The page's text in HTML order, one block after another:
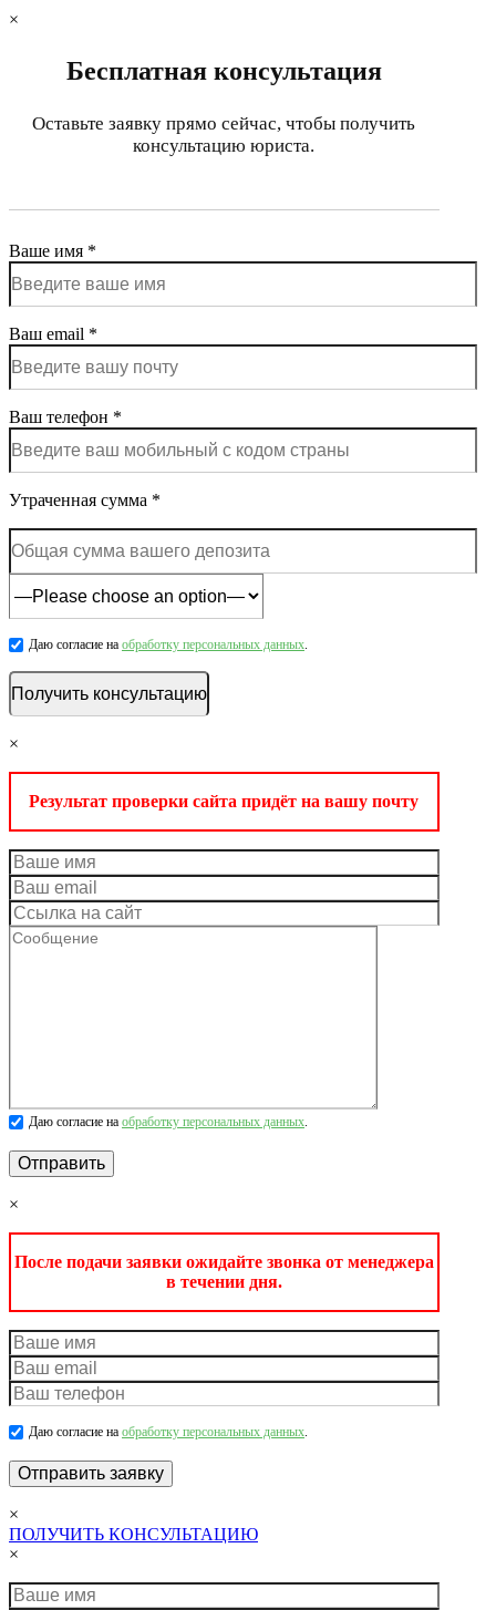
×
Бесплатная консультация
Оставьте заявку прямо сейчас, чтобы получить
консультацию юриста.
Ваше имя *
Ваш email *
Ваш телефон *
Утраченная сумма *
Даю согласие на обработку персональных данных.
×
Результат проверки сайта придёт на вашу почту
Даю согласие на обработку персональных данных.
×
После подачи заявки ожидайте звонка от менеджера
в течении дня.
Даю согласие на обработку персональных данных.
×
ПОЛУЧИТЬ КОНСУЛЬТАЦИЮ
×